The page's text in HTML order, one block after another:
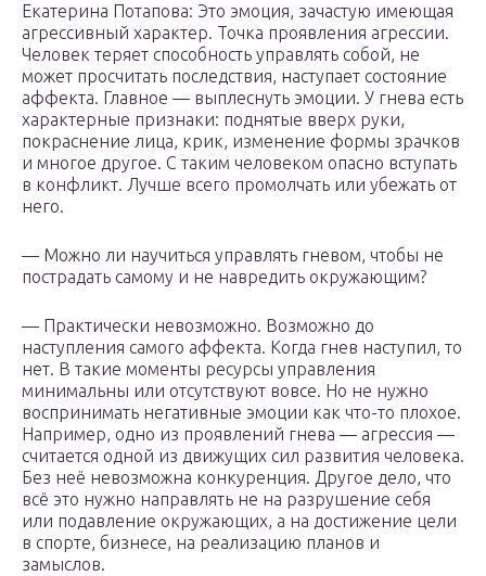
Екатерина Потапова: Это эмоция, зачастую имеющая
агрессивный характер. Точка проявления агрессии.
Человек теряет способность управлять собой, не
может просчитать последствия, наступает состояние
аффекта. Главное — выплеснуть эмоции. У гнева есть
характерные признаки: поднятые вверх руки,
покраснение лица, крик, изменение формы зрачков
и многое другое. С таким человеком опасно вступать
в конфликт. Лучше всего промолчать или убежать от
него.
— Можно ли научиться управлять гневом, чтобы не
пострадать самому и не навредить окружающим?
— Практически невозможно. Возможно до
наступления самого аффекта. Когда гнев наступил, то
нет. В такие моменты ресурсы управления
минимальны или отсутствуют вовсе. Но не нужно
воспринимать негативные эмоции как что-то плохое.
Например, одно из проявлений гнева — агрессия —
считается одной из движущих сил развития человека.
Без неё невозможна конкуренция. Другое дело, что
всё это нужно направлять не на разрушение себя
или подавление окружающих, а на достижение цели
в спорте, бизнесе, на реализацию планов и
замыслов.